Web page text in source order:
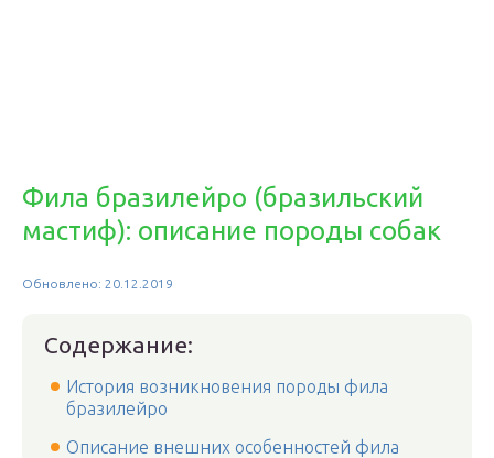
Фила бразилейро (бразильский
мастиф): описание породы собак
Обновлено: 20.12.2019
Содержание:
История возникновения породы фила
бразилейро
Описание внешних особенностей фила